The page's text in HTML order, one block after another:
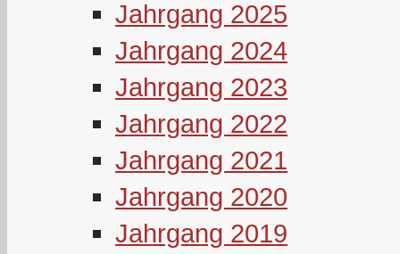
Jahrgang 2025
Jahrgang 2024
Jahrgang 2023
Jahrgang 2022
Jahrgang 2021
Jahrgang 2020
Jahrgang 2019